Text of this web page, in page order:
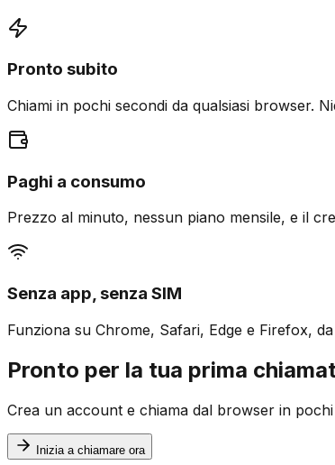
Pronto subito
Chiami in pochi secondi da qualsiasi browser.
Paghi a consumo
Prezzo al minuto, nessun piano mensile, e il
Senza app, senza SIM
Funziona su Chrome, Safari, Edge e Firefox,
Pronto per la tua prima
Crea un account e chiama dal browser in
Inizia a chiamare ora